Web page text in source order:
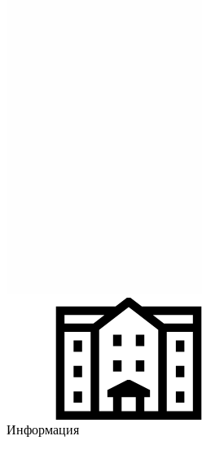
Информация